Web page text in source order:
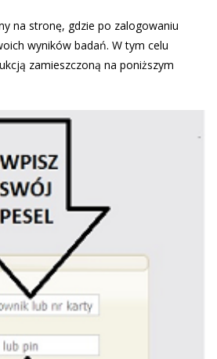
na stronę, gdzie po zalogowaniu
wyników badań. W tym celu
zamieszczoną na poniższym